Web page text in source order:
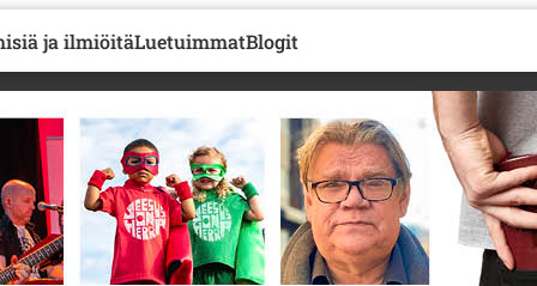
ja ilmiöitäLuetuimmatBlogit